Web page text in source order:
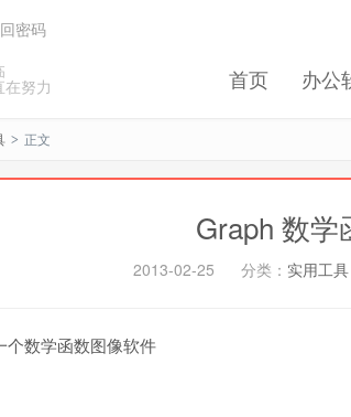
努力 首页 办公
密码
> 正文
Graph 数学
2013-02-25 分类： 实用工具
个数学函数图像软件